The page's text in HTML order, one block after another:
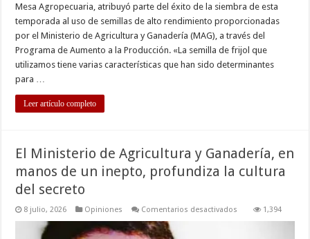
Mesa Agropecuaria, atribuyó parte del éxito de la siembra de esta
temporada al uso de semillas de alto rendimiento proporcionadas
por el Ministerio de Agricultura y Ganadería (MAG), a través del
Programa de Aumento a la Producción. «La semilla de frijol que
utilizamos tiene varias características que han sido determinantes
para …
Leer artículo completo
El Ministerio de Agricultura y Ganadería, en
manos de un inepto, profundiza la cultura
del secreto
8 julio, 2026 Opiniones Comentarios desactivados 1,394